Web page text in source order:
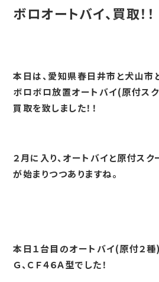
ボロオートバイ、買取！！
本日は、愛知県春日井市と犬山市
ボロボロ放置オートバイ(原付ス
買取を致しました！！
２月に入り、オートバイと原付ス
が始まりつつありますね。
本日１台目のオートバイ(原付２種)
Ｇ、ＣＦ４６Ａ型でした！